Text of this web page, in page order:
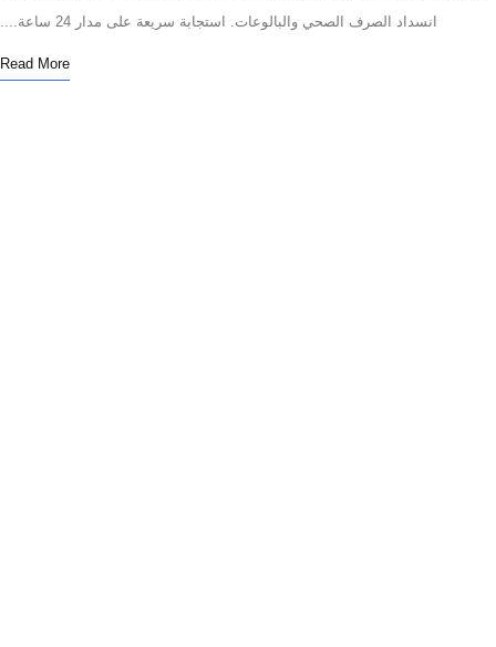
انسداد الصرف الصحي والبالوعات. استجابة سريعة على مدار 24 ساعة....
Read More